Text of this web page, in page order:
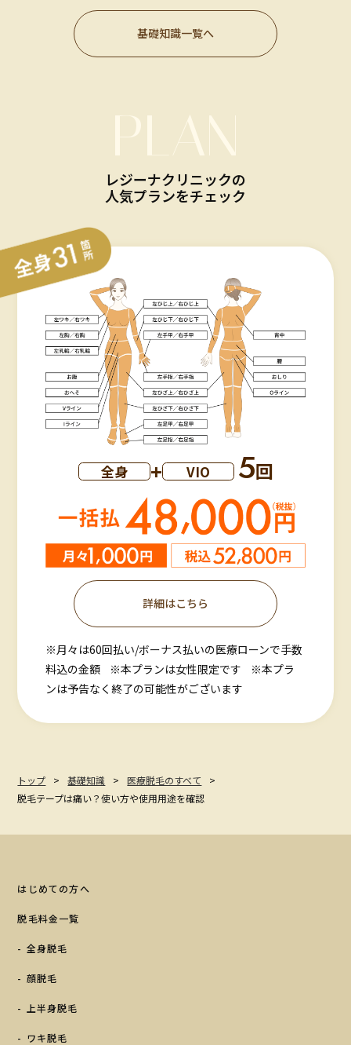
基礎知識一覧へ
PLAN
レジーナクリニックの
人気プランをチェック
全身 + VIO 5回
詳細はこちら
※月々は60回払い/ボーナス払いの医療ローンで手数
料込の金額
※本プランは女性限定です
※本プラ
ンは予告なく終了の可能性がございます
トップ 基礎知識
医療脱毛のすべて
脱毛テープは痛い？使い方や使用用途を確認
はじめての方へ
脱毛料金一覧
全身脱毛
顔脱毛
上半身脱毛
ワキ脱毛